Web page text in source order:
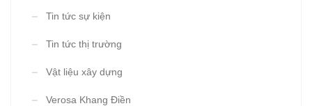
Tin tức sự kiện
Tin tức thị trường
Vật liệu xây dựng
Verosa Khang Điền